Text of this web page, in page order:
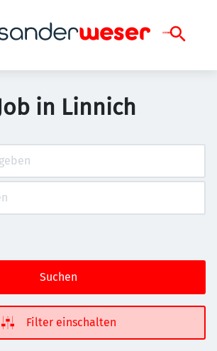
in Linnich
Suchen
Filter einschalten